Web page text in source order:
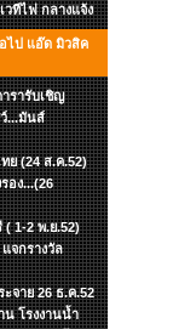
ทีไฟ กลางแจ้ง
ไป แอ๊ด มิวสิค
รารับเชิญ
...มันส์
ย (24 ส.ค.52)
อง...(26
1-2 พ.ย.52)
จกรางวัล
จาย 26 ธ.ค.52
น โรงงานน้ำ